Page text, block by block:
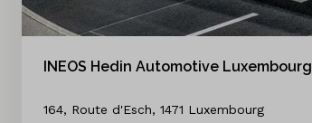
INEOS Hedin Automotive Luxembourg
164, Route d'Esch, 1471 Luxembourg